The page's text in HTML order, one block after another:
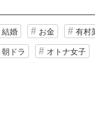
結婚 お金 有村
朝ドラ オトナ女子